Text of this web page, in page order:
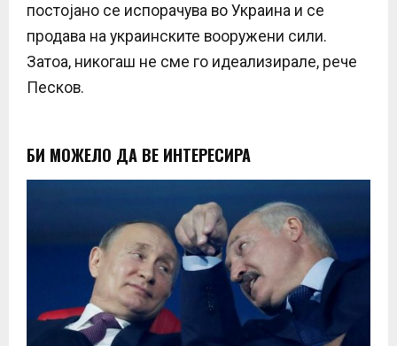
постојано се испорачува во Украина и се
продава на украинските вооружени сили.
Затоа, никогаш не сме го идеализирале, рече
Песков.
БИ МОЖЕЛО ДА ВЕ ИНТЕРЕСИРА